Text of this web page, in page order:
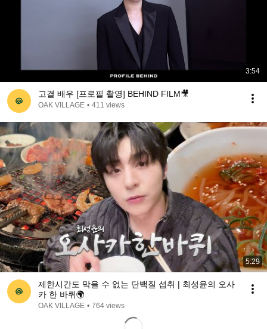
3:54
고결 배우 [프로필 촬영] BEHIND FILM🎥
OAK VILLAGE • 411 views
5:29
제한시간도 막을 수 없는 단백질 섭취 | 최성윤의 오사
카 한 바퀴🌍
OAK VILLAGE • 764 views